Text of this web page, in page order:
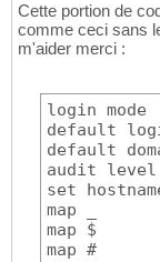
Cette portion de
comme ceci sans
m'aider merci :
login mode	Mixed
default login
default domain
audit level	failure
set hostname
map _
map $
map #